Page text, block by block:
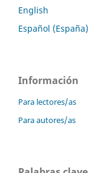
English
Español (España)
Información
Para lectores/as
Para autores/as